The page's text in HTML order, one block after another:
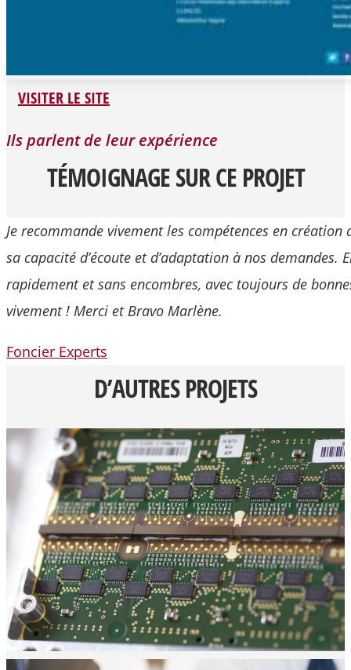
VISITER LE SITE
Ils parlent de leur expérience
TÉMOIGNAGE SUR CE PROJET
Je recommande vivement les compétences en
sa capacité d’écoute et d’adaptation à nos
rapidement et sans encombres, avec toujours de
vivement ! Merci et Bravo Marlène.
Foncier Experts
D’AUTRES PROJETS